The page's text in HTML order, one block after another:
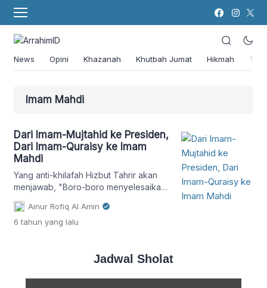
News Opini Khazanah Khutbah Jumat Hikmah
Imam Mahdi
Dari Imam-Mujtahid ke Presiden,
Dari Imam-Quraisy ke Imam
Mahdi
Yang anti-khilafah Hizbut Tahrir akan
menjawab, "Boro-boro menyelesaikan
problem umat, lha problem diri sendiri
yakni mau mendirikan khilafah sudah
puluhan tahun gagal dan banyak
Ainur Rofiq Al Amin
6 tahun yang lalu
Jadwal Sholat